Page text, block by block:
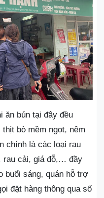
ăn bún tại đây đều
bò mềm ngọt, nêm
chính là các loại rau
rau cải, giá đỗ,… đầy
buổi sáng, quán hỗ trợ
đặt hàng thông qua số